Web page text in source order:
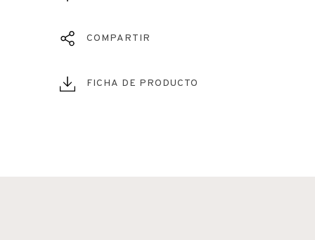
COMPARTIR
FICHA DE PRODUCTO